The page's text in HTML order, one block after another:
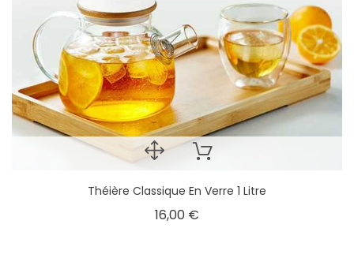
Théière Classique En Verre 1 Litre
16,00 €